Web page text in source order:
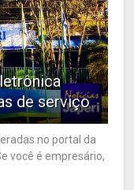
de serviço
no portal da
você é empresário,